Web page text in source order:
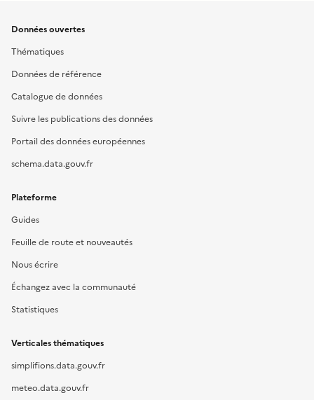
Données ouvertes
Thématiques
Données de référence
Catalogue de données
Suivre les publications des données
Portail des données européennes
schema.data.gouv.fr
Plateforme
Guides
Feuille de route et nouveautés
Nous écrire
Échangez avec la communauté
Statistiques
Verticales thématiques
simplifions.data.gouv.fr
meteo.data.gouv.fr